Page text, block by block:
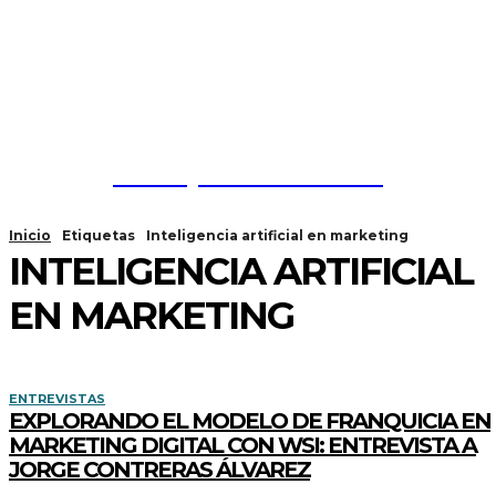
Inicio Etiquetas Inteligencia artificial en marketing
INTELIGENCIA ARTIFICIAL
EN MARKETING
ENTREVISTAS
EXPLORANDO EL MODELO DE FRANQUICIA EN
MARKETING DIGITAL CON WSI: ENTREVISTA A
JORGE CONTRERAS ÁLVAREZ